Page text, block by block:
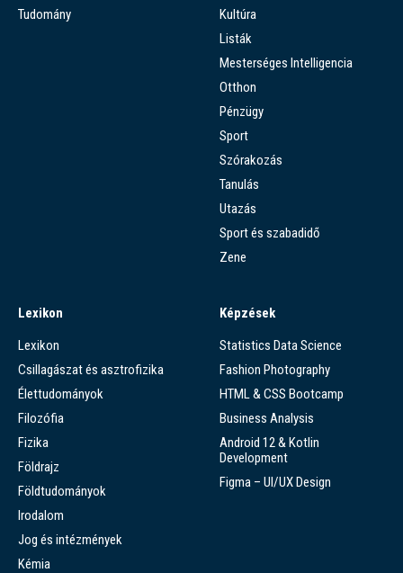
Tudomány
Kultúra
Listák
Mesterséges Intelligencia
Otthon
Pénzügy
Sport
Szórakozás
Tanulás
Utazás
Sport és szabadidő
Zene
Lexikon
Lexikon
Csillagászat és asztrofizika
Élettudományok
Filozófia
Fizika
Földrajz
Földtudományok
Irodalom
Jog és intézmények
Kémia
Képzések
Statistics Data Science
Fashion Photography
HTML & CSS Bootcamp
Business Analysis
Android 12 & Kotlin
Development
Figma – UI/UX Design